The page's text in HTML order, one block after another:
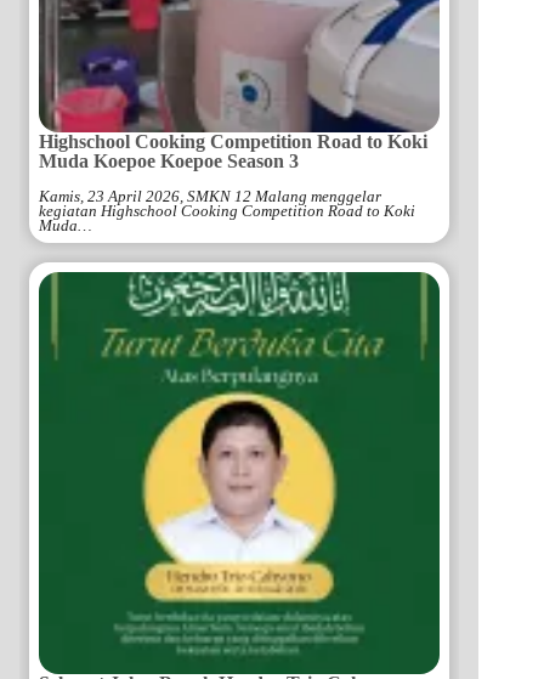
Highschool Cooking Competition Road to Koki
Muda Koepoe Koepoe Season 3
Kamis, 23 April 2026, SMKN 12 Malang menggelar
kegiatan Highschool Cooking Competition Road to Koki
Muda…